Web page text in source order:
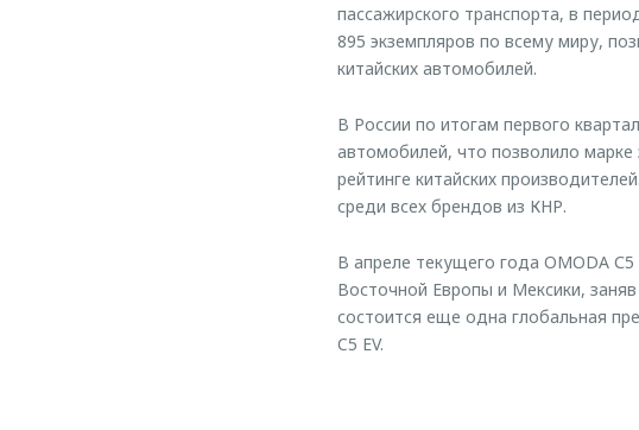
пассажирского транспорта, в
895 экземпляров по всему миру,
китайских автомобилей.
В России по итогам первого
автомобилей, что позволило марке
рейтинге китайских
среди всех брендов из КНР.
В апреле текущего года OMODA
Восточной Европы и Мексики,
состоится еще одна глобальная
C5 EV.